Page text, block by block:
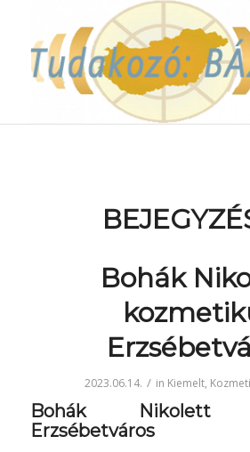
Bohák
2023.06.14. / in Kiemelt,
Bohák Nikolett
Erzsébetváros